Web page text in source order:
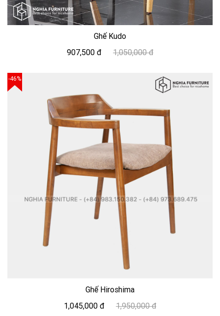
Ghế Kudo
907,500 đ
1,050,000 đ
-46%
Ghế Hiroshima
1,045,000 đ
1,950,000 đ